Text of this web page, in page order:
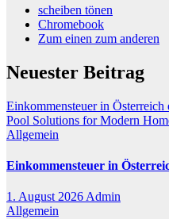
scheiben tönen
Chromebook
Zum einen zum anderen
Neuester Beitrag
Einkommensteuer in
Pool Solutions for Modern
Allgemein
Einkommensteuer in
1. August 2026 Admin
Allgemein